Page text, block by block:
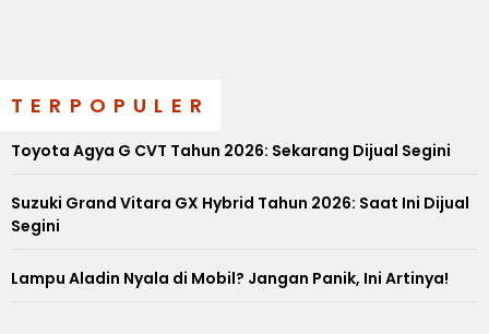
TERPOPULER
Toyota Agya G CVT Tahun 2026: Sekarang Dijual Segini
Suzuki Grand Vitara GX Hybrid Tahun 2026: Saat Ini Dijual
Segini
Lampu Aladin Nyala di Mobil? Jangan Panik, Ini Artinya!